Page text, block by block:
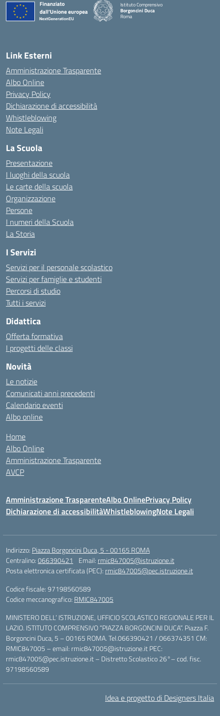
Istituto Comprensivo
Borgoncini Duca
Roma
Link Esterni
Amministrazione Trasparente
Albo Online
Privacy Policy
Dichiarazione di accessibilità
Whistleblowing
Note Legali
La Scuola
Presentazione
I luoghi della scuola
Le carte della scuola
Organizzazione
Persone
I numeri della Scuola
La Storia
I Servizi
Servizi per il personale scolastico
Servizi per famiglie e studenti
Percorsi di studio
Tutti i servizi
Didattica
Offerta formativa
I progetti delle classi
Novità
Le notizie
Comunicati anni precedenti
Calendario eventi
Albo online
Home
Albo Online
Amministrazione Trasparente
AVCP
Amministrazione TrasparenteAlbo OnlinePrivacy Policy
Dichiarazione di accessibilitàWhistleblowingNote Legali
Indirizzo: Piazza Borgoncini Duca, 5 - 00165 ROMA
Centralino:066390421 Email: rmic847005@istruzione.it
Posta elettronica certificata (PEC): rmic847005@pec.istruzione.it
Codice fiscale: 97198560589
Codice meccanografico: RMIC847005
MINISTERO DELL’ ISTRUZIONE, UFFICIO SCOLASTICO REGIONALE PER IL
LAZIO. ISTITUTO COMPRENSIVO “PIAZZA BORGONCINI DUCA”. Piazza F.
Borgoncini Duca, 5 – 00165 ROMA. Tel.066390421 / 066374351 CM:
RMIC847005 – email: rmic847005@istruzione.it PEC:
rmic847005@pec.istruzione.it – Distretto Scolastico 26°– cod. fisc.
97198560589
Idea e progetto di Designers Italia